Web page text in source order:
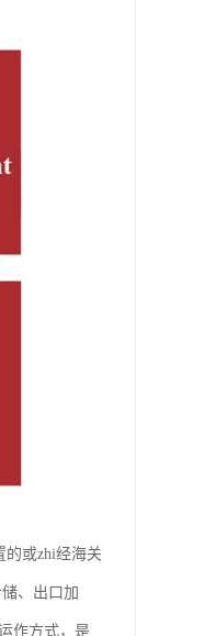
的或zhi经海关
、出口加
作方式，是